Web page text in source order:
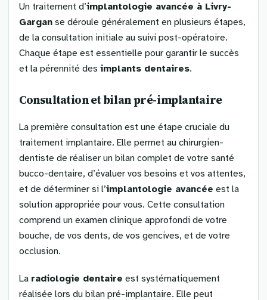
Un traitement d’implantologie avancée à Livry-
Gargan se déroule généralement en plusieurs étapes,
de la consultation initiale au suivi post-opératoire.
Chaque étape est essentielle pour garantir le succès
et la pérennité des implants dentaires.
Consultation et bilan pré-implantaire
La première consultation est une étape cruciale du
traitement implantaire. Elle permet au chirurgien-
dentiste de réaliser un bilan complet de votre santé
bucco-dentaire, d’évaluer vos besoins et vos attentes,
et de déterminer si l’implantologie avancée est la
solution appropriée pour vous. Cette consultation
comprend un examen clinique approfondi de votre
bouche, de vos dents, de vos gencives, et de votre
occlusion.
La radiologie dentaire est systématiquement
réalisée lors du bilan pré-implantaire. Elle peut